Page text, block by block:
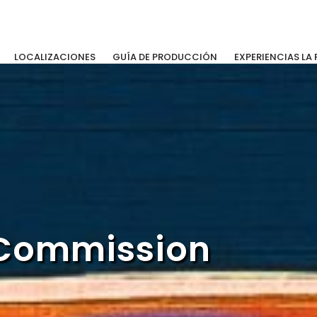
LOCALIZACIONES GUÍA DE PRODUCCIÓN EXPERIENCIAS LA